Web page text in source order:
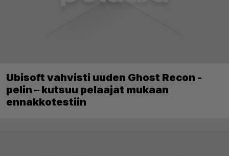
Ubisoft vahvisti uuden Ghost Recon -
pelin – kutsuu pelaajat mukaan
ennakkotestiin